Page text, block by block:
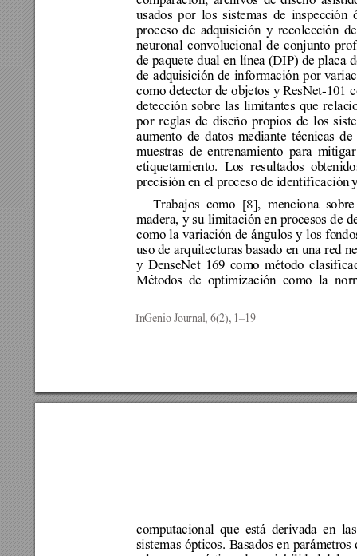
InGenio Journal, 6(2), 1–19
usados por los sistemas de inspección
proceso de adquisición y recolección
neuronal convolucional de conjunto
de paquete dual en línea (DIP) de placa
de adquisición de información por
como detector de objetos y ResNet-101
detección sobre las limitantes que relac
por reglas de diseño propios de los
aumento de datos mediante técnicas de
muestras de entrenamiento para m
etiquetamiento. Los resultados ob
precisión en el proceso de identificación y
Trabajos como
[8],
menciona
madera, y su limitación en procesos de
como la variación de ángulos y los fo
uso de arquitecturas basado en una red
y DenseNet 169 como método clasific
Métodos de optimización como la
computacional que está derivada en
sistemas ópticos. Basados en parámetros